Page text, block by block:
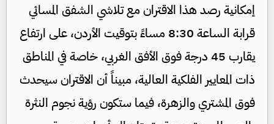
إمكانية رصد هذا الاقتران مع تلاشي الشفق المسائي
قرابة الساعة 8:30 مساءً بتوقيت الأردن، على ارتفاع
يقارب 45 درجة فوق الأفق الغربي، خاصة في المناطق
ذات المعايير الفلكية العالية، مبيناً أن الاقتران سيحدث
فوق المشتري والزهرة، فيما ستكون رؤية نجوم النثرة